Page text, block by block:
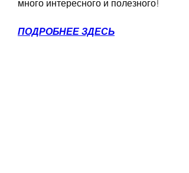
много интересного и полезного!
ПОДРОБНЕЕ ЗДЕСЬ